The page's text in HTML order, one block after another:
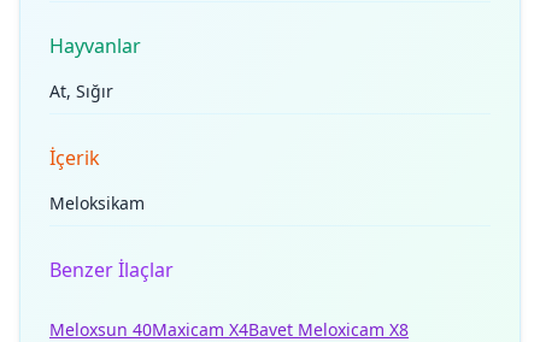
Hayvanlar
At, Sığır
İçerik
Meloksikam
Benzer İlaçlar
Meloxsun 40Maxicam X4Bavet Meloxicam X8